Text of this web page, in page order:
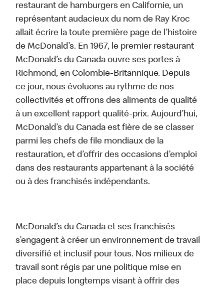
restaurant de hamburgers en Californie, un
représentant audacieux du nom de Ray Kroc
allait écrire la toute première page de l’histoire
de McDonald’s. En 1967, le premier restaurant
McDonald’s du Canada ouvre ses portes à
Richmond, en Colombie-Britannique. Depuis
ce jour, nous évoluons au rythme de nos
collectivités et offrons des aliments de qualité
à un excellent rapport qualité-prix. Aujourd’hui,
McDonald’s du Canada est fière de se classer
parmi les chefs de file mondiaux de la
restauration, et d’offrir des occasions d’emploi
dans des restaurants appartenant à la société
ou à des franchisés indépendants.
McDonald’s du Canada et ses franchisés
s’engagent à créer un environnement de travail
diversifié et inclusif pour tous. Nos milieux de
travail sont régis par une politique mise en
place depuis longtemps visant à offrir des